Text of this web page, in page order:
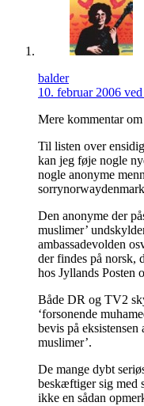
balder
10. februar 2006
Mere kommentar
Til listen over
kan jeg føje nogle
nogle anonyme
Den anonyme der
muslimer’
ambassadevolden
der findes på norsk,
hos Jyllands Posten
Både DR og TV2
‘forsonende
bevis på eksistensen
muslimer’.
De mange dybt
beskæftiger sig med
ikke en sådan